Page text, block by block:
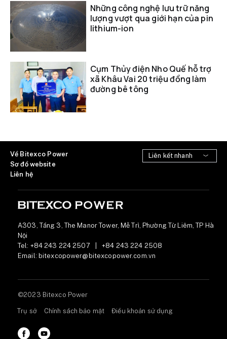
Những công nghệ lưu trữ năng
lượng vượt qua giới hạn của pin
lithium-ion
Cụm Thủy điện Nho Quế hỗ trợ
xã Khâu Vai 20 triệu đồng làm
đường bê tông
Về Bitexco Power
Sơ đồ website
Liên hệ
A303, Tầng 3, The Manor Tower, Mễ Trì, Phường Từ Liêm, TP Hà
Nội
Tel: +84 243 224 2507
+84 243 224 2508
Email: bitexcopower@bitexcopower.com.vn
©2023 Bitexco Power
Trụ sở Chính sách bảo mật Điều khoản sử dụng